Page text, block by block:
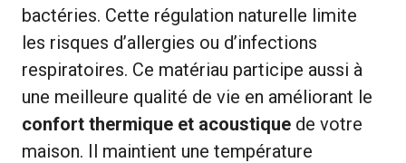
bactéries. Cette régulation naturelle limite
les risques d’allergies ou d’infections
respiratoires. Ce matériau participe aussi à
une meilleure qualité de vie en améliorant le
confort thermique et acoustique de votre
maison. Il maintient une température